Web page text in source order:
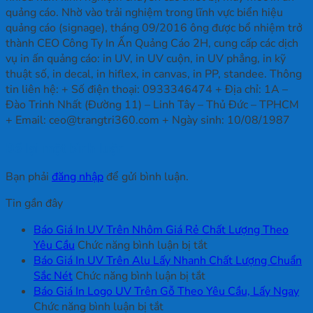
quảng cáo. Nhờ vào trải nghiệm trong lĩnh vực biển hiệu
quảng cáo (signage), tháng 09/2016 ông được bổ nhiệm trở
thành CEO Công Ty In Ấn Quảng Cáo 2H, cung cấp các dịch
vụ in ấn quảng cáo: in UV, in UV cuộn, in UV phẳng, in kỹ
thuật số, in decal, in hiflex, in canvas, in PP, standee. Thông
tin liên hệ: + Số điện thoại: 0933346474 + Địa chỉ: 1A –
Đào Trinh Nhất (Đường 11) – Linh Tây – Thủ Đức – TPHCM
+ Email: ceo@trangtri360.com + Ngày sinh: 10/08/1987
Bạn phải đăng nhậpđể gửi bình luận.
Tin gần đây
Báo Giá In UV Trên Nhôm Giá Rẻ Chất Lượng Theo
Yêu Cầu Chức năng bình luận bị tắtở
Báo
In
Báo Giá In UV Trên Alu Lấy Nhanh Chất Lượng Chuẩn
Sắc Nét Chức năng bình luận bị tắtở
Báo
Báo Giá In Logo UV Trên Gỗ Theo Yêu Cầu, Lấy Ngay
Chức năng bình luận bị tắtở